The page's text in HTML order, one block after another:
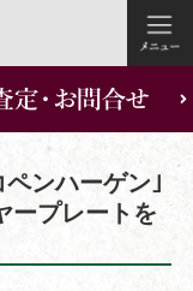
ンハーゲン｣
ープレートを